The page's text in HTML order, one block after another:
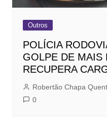
Outros
POLÍCIA
GOLPE DE MAIS
RECUPERA
Robertão Chapa
0